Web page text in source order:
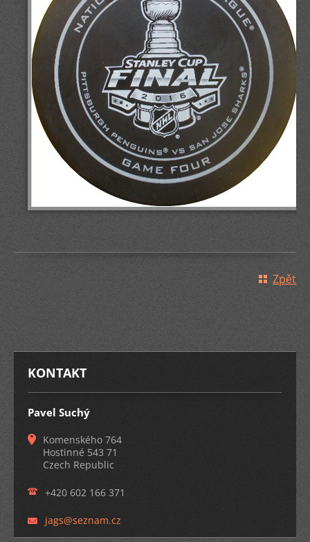
Zpět
KONTAKT
Pavel Suchý
Komenského 764
Hostinné 543 71
Czech Republic
+420 602 166 371
jags@seznam.cz